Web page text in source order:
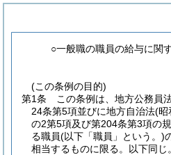
○一般職の職員の給与に関
(この条例の目的)
第1条
この条例は、地方公務員
24条第5項並びに地方自治法(昭
の2第5項及び第204条第3項の
る職員(以下「職員」という。)
相当するものに限る。以下同じ